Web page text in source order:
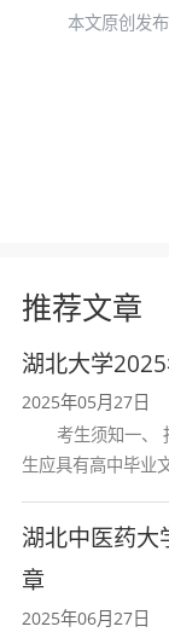
现场确认
条件者可
网络授课
听课；
实践结合
考核；
全程服务
难题。
六、毕业待
本文原创发
推荐文章
湖北大学
2025年05月27日
考生须知一、
生应具有高中毕业
构颁发的大学专科
湖北中医药大
章
2025年06月27日